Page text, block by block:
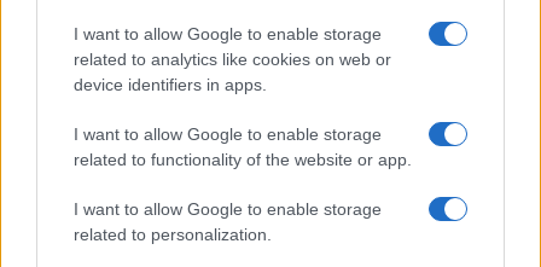
I want to allow Google to enable storage
related to analytics like cookies on web or
device identifiers in apps.
I want to allow Google to enable storage
related to functionality of the website or app.
I want to allow Google to enable storage
related to personalization.
Queste sono solo alcune delle vittime accertate
per mano di un’organizzazione mafiosa che, ormai
da decenni, semina panico e coopera con le
associazioni criminali, alla base degli omicidi di
Giovanni Falcone e Paolo Borsellino,
che
Nostra. Tali martiri di Stato non possono essere
più riportati in vita. Chiediamo solamente una